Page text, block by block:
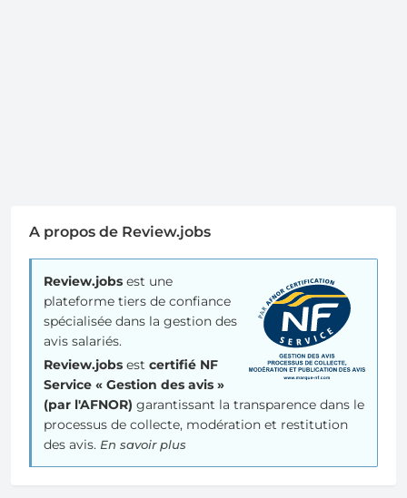
A propos de Review.jobs
Review.jobs est une
plateforme tiers de confiance
spécialisée dans la gestion des
avis salariés.
Review.jobs est certifié NF
Service « Gestion des avis »
(par l'AFNOR) garantissant la transparence dans le
processus de collecte, modération et restitution
des avis. En savoir plus